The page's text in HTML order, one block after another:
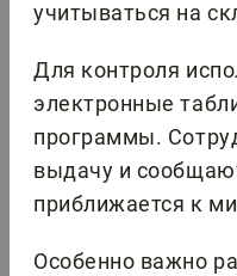
учитываться на
Для контроля
электронные
программы.
выдачу и
приближается к
Особенно важно